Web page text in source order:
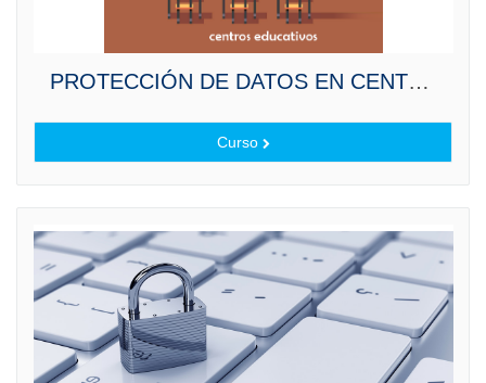
PROTECCIÓN DE DATOS EN CENTROS EDUCATIVOS.
Curso